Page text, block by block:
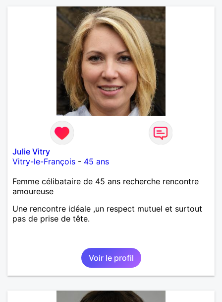
Julie Vitry
Vitry-le-François - 45 ans
Femme célibataire de 45 ans recherche rencontre
amoureuse
Une rencontre idéale ,un respect mutuel et surtout
pas de prise de tête.
Voir le profil